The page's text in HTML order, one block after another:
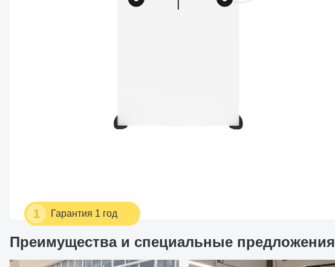
1 Гарантия 1 год
Преимущества и специальные предложения